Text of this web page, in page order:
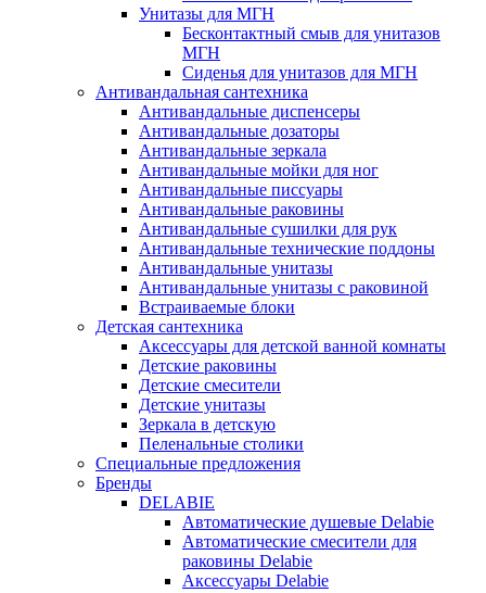
Унитазы для МГН
Бесконтактный смыв для унитазов
МГН
Сиденья для унитазов для МГН
Антивандальная сантехника
Антивандальные диспенсеры
Антивандальные дозаторы
Антивандальные зеркала
Антивандальные мойки для ног
Антивандальные писсуары
Антивандальные раковины
Антивандальные сушилки для рук
Антивандальные технические поддоны
Антивандальные унитазы
Антивандальные унитазы с раковиной
Встраиваемые блоки
Детская сантехника
Аксессуары для детской ванной комнаты
Детские раковины
Детские смесители
Детские унитазы
Зеркала в детскую
Пеленальные столики
Специальные предложения
Бренды
DELABIE
Автоматические душевые Delabie
Автоматические смесители для
раковины Delabie
Аксессуары Delabie